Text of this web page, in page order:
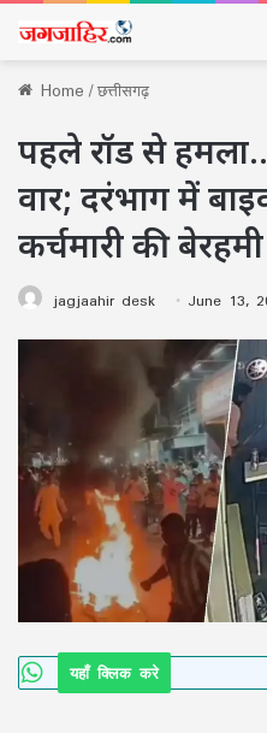
Home/छत्तीसगढ़
पहले रॉड से
वार; दरंभाग में
कर्चमारी की
jagjaahir desk June 13,
यहाँ क्लिक करे